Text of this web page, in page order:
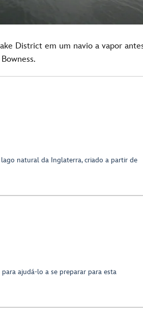
District em um navio a vapor
natural da Inglaterra, criado a partir de
ajudá-lo a se preparar para esta